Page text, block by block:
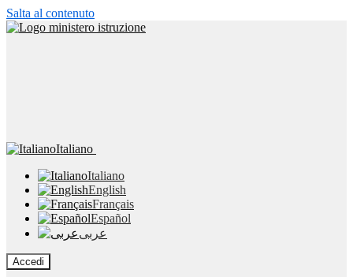
Salta al contenuto
Italiano
Italiano
English
Français
Español
عربى
Accedi